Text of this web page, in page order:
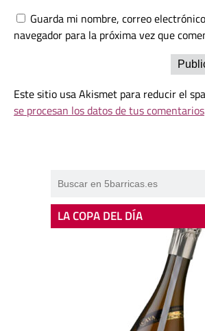
Guarda mi nombre, correo
navegador para la próxima vez que
Este sitio usa Akismet para reducir el
se procesan los datos de tus comentarios
LA COPA DEL DÍA